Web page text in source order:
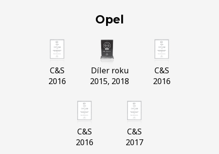
Opel
C&S
2016
Díler roku
2015, 2018
C&S
2016
C&S
2016
C&S
2017